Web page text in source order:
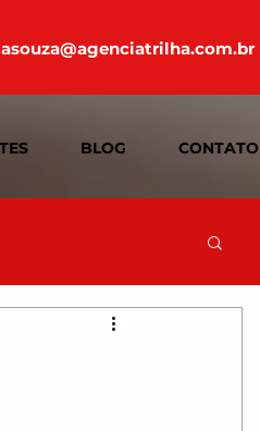
BLOG CONTATO